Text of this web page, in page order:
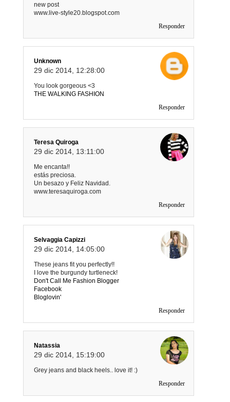
new post
www.live-style20.blogspot.com
Responder
Unknown
29 dic 2014, 12:28:00
You look gorgeous <3
THE WALKING FASHION
Responder
Teresa Quiroga
29 dic 2014, 13:11:00
Me encanta!!
estás preciosa.
Un besazo y Feliz Navidad.
www.teresaquiroga.com
Responder
Selvaggia Capizzi
29 dic 2014, 14:05:00
These jeans fit you perfectly!!
I love the burgundy turtleneck!
Don't Call Me Fashion Blogger
Facebook
Bloglovin'
Responder
Natassia
29 dic 2014, 15:19:00
Grey jeans and black heels.. love it! :)
Responder